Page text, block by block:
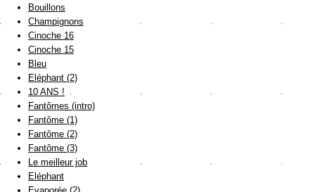
Bouillons
Champignons
Cinoche 16
Cinoche 15
Bleu
Eléphant (2)
10 ANS !
Fantômes (intro)
Fantôme (1)
Fantôme (2)
Fantôme (3)
Le meilleur job
Eléphant